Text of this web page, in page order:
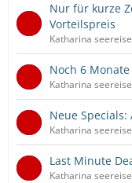
Nur für kurze
Vorteilspreis
Katharina
Noch 6
Katharina
Neue Specials:
Katharina
Last Minute
Katharina